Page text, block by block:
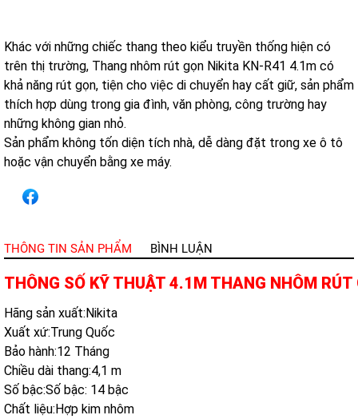
Khác với những chiếc thang theo kiểu truyền thống hiện có
trên thị trường, Thang nhôm rút gọn Nikita KN-R41 4.1m có
khả năng rút gọn, tiện cho việc di chuyển hay cất giữ, sản phẩm
thích hợp dùng trong gia đình, văn phòng, công trường hay
những không gian nhỏ.
Sản phẩm không tốn diện tích nhà, dễ dàng đặt trong xe ô tô
hoặc vận chuyển bằng xe máy.
THÔNG TIN SẢN PHẨM BÌNH LUẬN
THÔNG SỐ KỸ THUẬT 4.1M THANG NHÔM
Hãng sản xuất:Nikita
Xuất xứ:Trung Quốc
Bảo hành:12 Tháng
Chiều dài thang:4,1 m
Số bậc:Số bậc: 14 bậc
Chất liệu:Hợp kim nhôm